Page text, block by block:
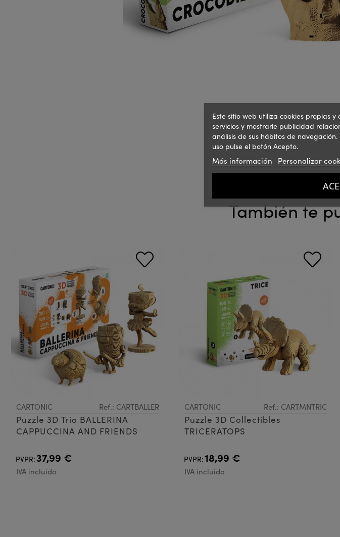
También te
CARTONIC Ref.: CARTBALLER
Puzzle 3D Trio BALLERINA
CAPPUCCINA AND FRIENDS
PVPR:37,99 €
IVA incluido
CARTONIC Ref.: CARTMNTRIC
Puzzle 3D Collectibles
TRICERATOPS
PVPR:18,99 €
IVA incluido
Este sitio web utiliza cookies propias
servicios y mostrarle publicidad
análisis de sus hábitos de
uso pulse el botón Acepto.
Más información Personalizar